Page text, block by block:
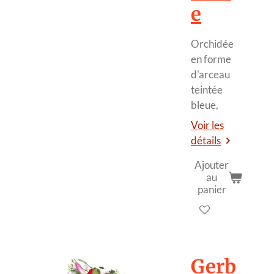
e
Orchidée
en forme
d'arceau
teintée
bleue,
Voir les
détails
Ajouter
au
panier
Gerb